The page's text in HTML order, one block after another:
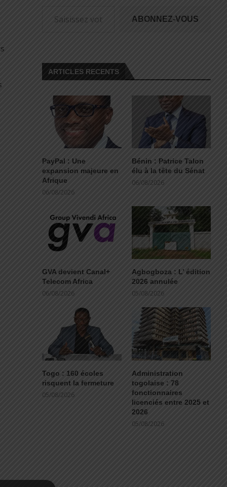
ABONNEZ-VOUS
ARTICLES RECENTS
PayPal : Une
expansion majeure en
Afrique
06/08/2026
Bénin : Patrice Talon
élu à la tête du Sénat
06/08/2026
GVA devient Canal+
Telecom Africa
06/08/2026
Agbogboza : L’ édition
2026 annulée
05/08/2026
Togo : 160 écoles
risquent la fermeture
05/08/2026
Administration
togolaise : 78
fonctionnaires
licenciés entre 2025 et
2026
05/08/2026